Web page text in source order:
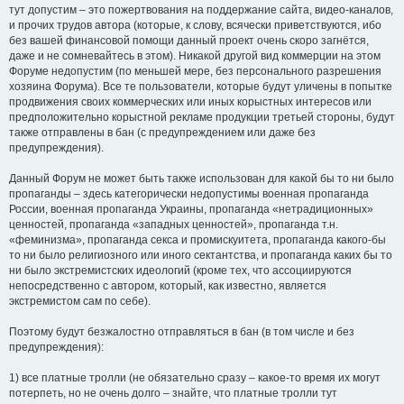
тут допустим – это пожертвования на поддержание сайта, видео-каналов,
и прочих трудов автора (которые, к слову, всячески приветствуются, ибо
без вашей финансовой помощи данный проект очень скоро загнётся,
даже и не сомневайтесь в этом). Никакой другой вид коммерции на этом
Форуме недопустим (по меньшей мере, без персонального разрешения
хозяина Форума). Все те пользователи, которые будут уличены в попытке
продвижения своих коммерческих или иных корыстных интересов или
предположительно корыстной рекламе продукции третьей стороны, будут
также отправлены в бан (с предупреждением или даже без
предупреждения).
Данный Форум не может быть также использован для какой бы то ни было
пропаганды – здесь категорически недопустимы военная пропаганда
России, военная пропаганда Украины, пропаганда «нетрадиционных»
ценностей, пропаганда «западных ценностей», пропаганда т.н.
«феминизма», пропаганда секса и промискуитета, пропаганда какого-бы
то ни было религиозного или иного сектантства, и пропаганда каких бы то
ни было экстремистских идеологий (кроме тех, что ассоциируются
непосредственно с автором, который, как известно, является
экстремистом сам по себе).
Поэтому будут безжалостно отправляться в бан (в том числе и без
предупреждения):
1) все платные тролли (не обязательно сразу – какое-то время их могут
потерпеть, но не очень долго – знайте, что платные тролли тут